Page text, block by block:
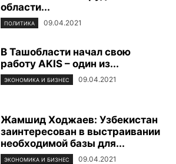
области...
ПОЛИТИКА 09.04.2021
В Ташобласти начал свою
работу AKIS – один из...
ЭКОНОМИКА И БИЗНЕС 09.04.2021
Жамшид Ходжаев: Узбекистан
заинтересован в выстраивании
необходимой базы для...
ЭКОНОМИКА И БИЗНЕС 09.04.2021